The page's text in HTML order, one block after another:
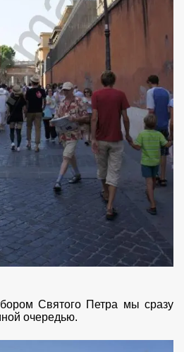
Святого Петра мы сразу
очередью.